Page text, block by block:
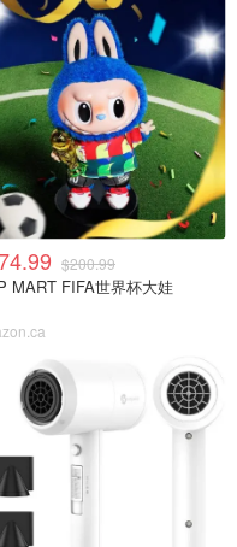
$200.99
MART FIFA世界杯大娃